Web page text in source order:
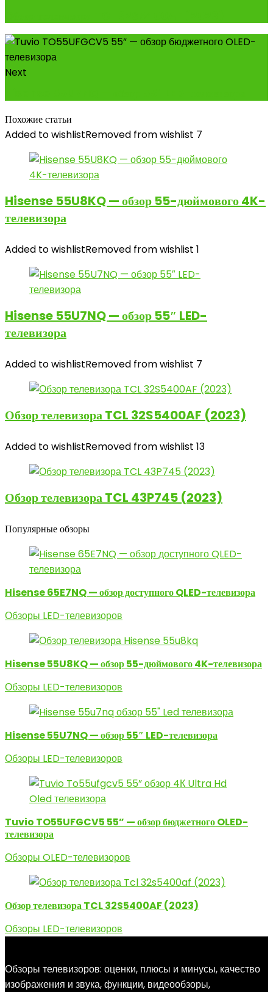
Next
Похожие статьи
Added to wishlistRemoved from wishlist 7
Hisense 55U8KQ — обзор 55-дюймового 4K-
телевизора
Added to wishlistRemoved from wishlist 1
Hisense 55U7NQ — обзор 55″ LED-
телевизора
Added to wishlistRemoved from wishlist 7
Обзор телевизора TCL 32S5400AF (2023)
Added to wishlistRemoved from wishlist 13
Обзор телевизора TCL 43P745 (2023)
Популярные обзоры
Hisense 65E7NQ — обзор доступного QLED-телевизора
Обзоры LED-телевизоров
Hisense 55U8KQ — обзор 55-дюймового 4K-телевизора
Обзоры LED-телевизоров
Hisense 55U7NQ — обзор 55″ LED-телевизора
Обзоры LED-телевизоров
Tuvio TO55UFGCV5 55” — обзор бюджетного OLED-
телевизора
Обзоры OLED-телевизоров
Обзор телевизора TCL 32S5400AF (2023)
Обзоры LED-телевизоров
Обзоры телевизоров: оценки, плюсы и минусы, качество
изображения и звука, функции, видеообзоры,